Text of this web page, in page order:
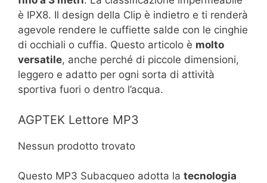
è IPX8. Il design della Clip è indietro e ti renderà
agevole rendere le cuffiette salde con le cinghie
di occhiali o cuffia. Questo articolo è molto
versatile, anche perché di piccole dimensioni,
leggero e adatto per ogni sorta di attività
sportiva fuori o dentro l’acqua.
AGPTEK Lettore MP3
Nessun prodotto trovato
Questo MP3 Subacqueo adotta la tecnologia